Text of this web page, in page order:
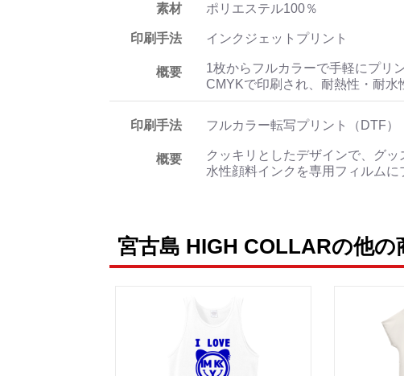
素材 ポリエステル100％
印刷手法 インクジェットプリント
概要
1枚からフルカラーで手軽にプリ
CMYKで印刷され、耐熱性・耐水
印刷手法 フルカラー転写プリント（DTF）
概要
クッキリとしたデザインで、グッ
水性顔料インクを専用フィルム
宮古島 HIGH COLLARの他の